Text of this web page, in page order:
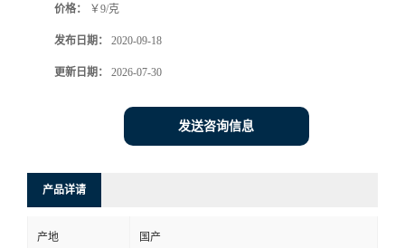
价格： ￥9/克
发布日期： 2020-09-18
更新日期： 2026-07-30
发送咨询信息
产品详请
产地 国产